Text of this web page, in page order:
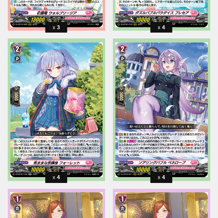
3 4
4 4